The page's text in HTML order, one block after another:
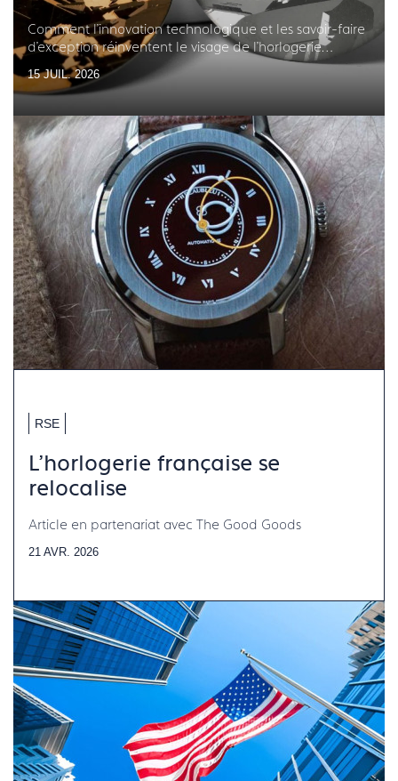
Comment l'innovation technologique et les savoir-faire
d'exception réinventent le visage de l'horlogerie
française
15 JUIL. 2026
RSE
L'horlogerie française se
relocalise
Article en partenariat avec The Good Goods
21 AVR. 2026